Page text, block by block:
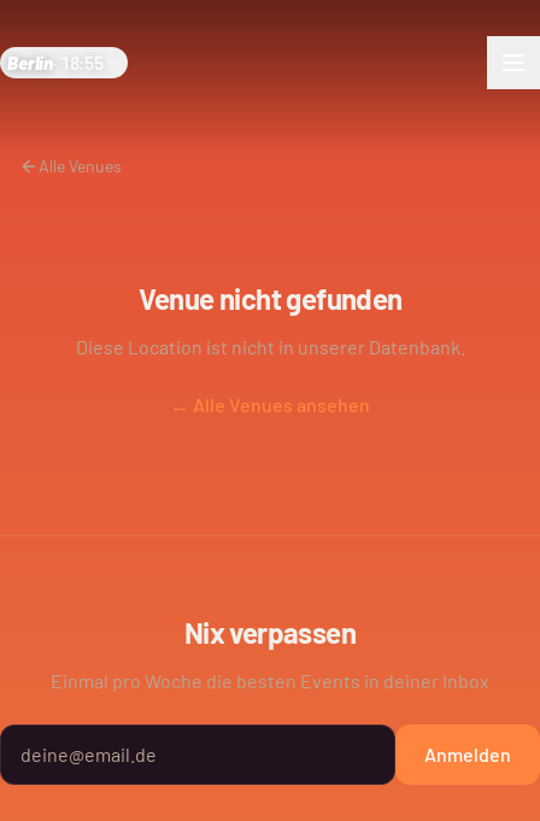
Berlin 18:55
Alle Venues
Venue nicht gefunden
Diese Location ist nicht in unserer Datenbank.
← Alle Venues ansehen
Nix verpassen
Einmal pro Woche die besten Events in deiner Inbox
Anmelden